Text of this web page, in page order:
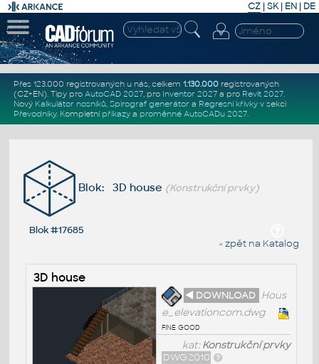
CZ | SK| EN | DE
Přes 123.000 registrovaných u nás, celkem 1.130.000registrovaných
(CZ+EN). Tipy pro AutoCAD 2027, pro Inventor 2027a pro Revit 2027.
Nový Kalkulátor nosníků, Spirograf generátor a Regresní křivkyv sekci
Převodníky. Kompletní příkazya proměnné AutoCADu 2027.
Blok: 3D house (Konstrukční prvky)
Blok #17685
« zpět na Katalog
3D house
◄ DOWNLOAD Hous
e_elevationcom.dwg
fine good
kat:Konstrukční prvky
DWG2010